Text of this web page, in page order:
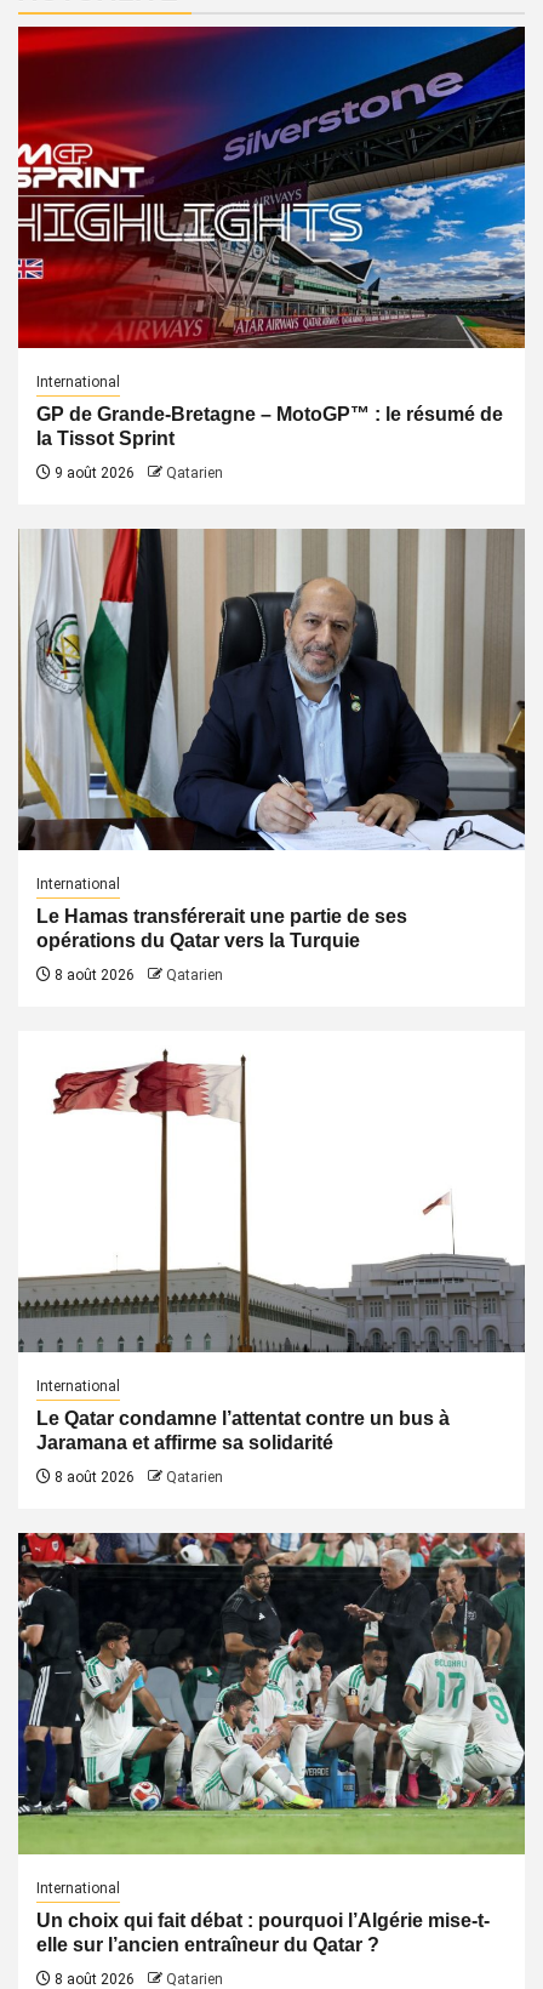
International
GP de Grande-Bretagne – MotoGP™ : le résumé de
la Tissot Sprint
9 août 2026 Qatarien
International
Le Hamas transférerait une partie de ses
opérations du Qatar vers la Turquie
8 août 2026 Qatarien
International
Le Qatar condamne l’attentat contre un bus à
Jaramana et affirme sa solidarité
8 août 2026 Qatarien
International
Un choix qui fait débat : pourquoi l’Algérie mise-t-
elle sur l’ancien entraîneur du Qatar ?
8 août 2026 Qatarien